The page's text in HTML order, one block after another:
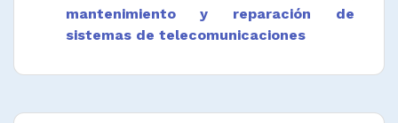
mantenimiento y reparación de
sistemas de telecomunicaciones